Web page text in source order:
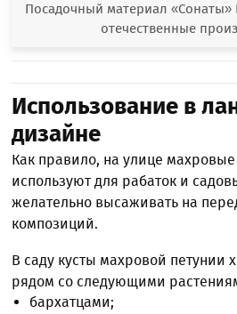
Посадочный материал «Сонаты»
отечественные
Использование в
дизайне
Как правило, на улице
используют для рабаток и
желательно высаживать на
композиций.
В саду кусты махровой петунии
рядом со следующими
бархатцами;